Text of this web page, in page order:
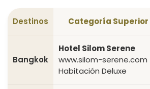
Destinos Categoría Superior
Bangkok
Hotel Silom Serene
www.silom-serene.com
Habitación Deluxe